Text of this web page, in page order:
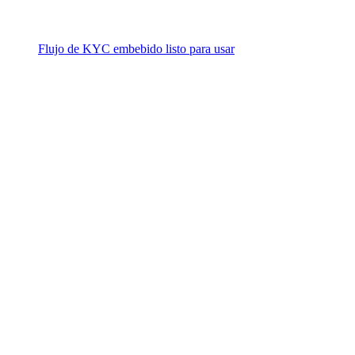
Flujo de KYC embebido listo para usar